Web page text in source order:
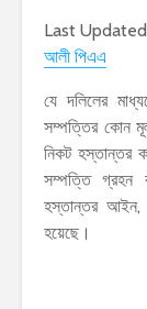
Last
আলী পিএএ
যে দলিলের
সম্পত্তির কোন
নিকট হস্তান্তর
সম্পত্তি গ্রহন
হস্তান্তর আইন,
হয়েছে।